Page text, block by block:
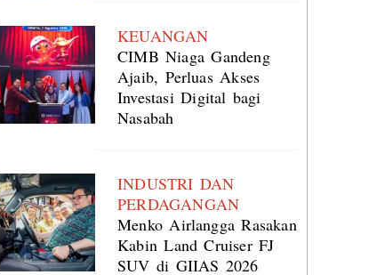
KEUANGAN
CIMB Niaga Gandeng
Ajaib, Perluas Akses
Investasi Digital bagi
Nasabah
INDUSTRI DAN
PERDAGANGAN
Menko Airlangga Rasakan
Kabin Land Cruiser FJ
SUV di GIIAS 2026